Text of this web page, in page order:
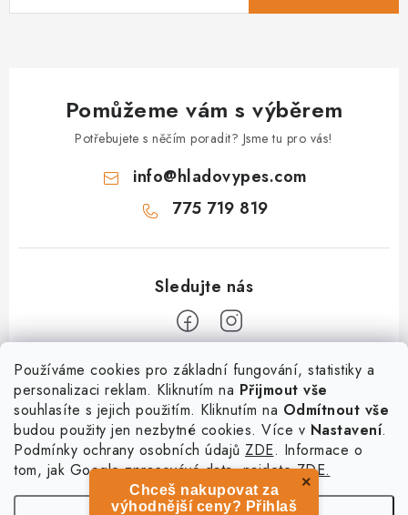
Používáme cookies pro základní fungování, statistiky a
personalizaci reklam. Kliknutím na Přijmout vše
souhlasíte s jejich použitím. Kliknutím na Odmítnout vše
budou použity jen nezbytné cookies. Více v Nastavení.
Podmínky ochrany osobních údajů ZDE. Informace o
tom, jak Google zpracovává data, najdeteZDE.
Pomůžeme vám s výběrem
Potřebujete s něčím poradit? Jsme tu pro vás!
info@hladovypes.com
775 719 819
Informace
O nás
Kontakty
Služby
PetExpert - pojištění psů
×
Chceš nakupovat za
výhodnější ceny? Přihlaš